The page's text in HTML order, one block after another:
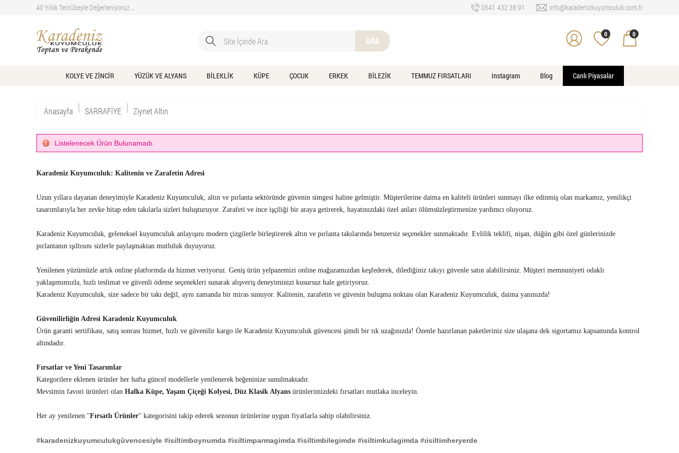
40 Yıllık Tecrübeyle Değerleniyoruz... 0541 432 38 91 info@karadenizkuyumculuk.com.tr
ARA
0 0
KOLYE VE ZİNCİR YÜZÜK VE ALYANS BİLEKLİK KÜPE ÇOCUK ERKEK BİLEZİK TEMMUZ FIRSATLARI Instagram Blog Canlı Piyasalar
Anasayfa | SARRAFİYE | Ziynet Altın
Listelenecek Ürün Bulunamadı
Karadeniz Kuyumculuk: Kalitenin ve Zarafetin Adresi
Uzun yıllara dayanan deneyimiyle Karadeniz Kuyumculuk, altın ve pırlanta sektöründe güvenin simgesi haline gelmiştir. Müşterilerine daima en kaliteli ürünleri sunmayı ilke edinmiş olan markamız, yenilikçi
tasarımlarıyla her zevke hitap eden takılarla sizleri buluşturuyor. Zarafeti ve ince işçiliği bir araya getirerek, hayatınızdaki özel anları ölümsüzleştirmenize yardımcı oluyoruz.
Karadeniz Kuyumculuk, geleneksel kuyumculuk anlayışını modern çizgilerle birleştirerek altın ve pırlanta takılarında benzersiz seçenekler sunmaktadır. Evlilik teklifi, nişan, düğün gibi özel günlerinizde
pırlantanın ışıltısını sizlerle paylaşmaktan mutluluk duyuyoruz.
Yenilenen yüzümüzle artık online platformda da hizmet veriyoruz. Geniş ürün yelpazemizi online mağazamızdan keşfederek, dilediğiniz takıyı güvenle satın alabilirsiniz. Müşteri memnuniyeti odaklı
yaklaşımımızla, hızlı teslimat ve güvenli ödeme seçenekleri sunarak alışveriş deneyiminizi kusursuz hale getiriyoruz.
Karadeniz Kuyumculuk, size sadece bir takı değil, aynı zamanda bir miras sunuyor. Kalitenin, zarafetin ve güvenin buluşma noktası olan Karadeniz Kuyumculuk, daima yanınızda!
Güvenilirliğin Adresi Karadeniz Kuyumculuk
Ürün garanti sertifikası, satış sonrası hizmet, hızlı ve güvenilir kargo ile Karadeniz Kuyumculuk güvencesi şimdi bir tık uzağınızda! Özenle hazırlanan paketleriniz size ulaşana dek sigortamız kapsamında kontrol
altındadır.
Fırsatlar ve Yeni Tasarımlar
Kategorilere eklenen ürünler her hafta güncel modellerle yenilenerek beğeninize sunulmaktadır.
Mevsimin favori ürünleri olan Halka Küpe, Yaşam Çiçeği Kolyesi, Düz Klasik Alyans ürünlerimizdeki fırsatları mutlaka inceleyin.
Her ay yenilenen "Fırsatlı Ürünler" kategorisini takip ederek sezonun ürünlerine uygun fiyatlarla sahip olabilirsiniz.
#karadenizkuyumculukgüvencesiyle #isiltimboynumda #isiltimparmagimda #isiltimbilegimde #isiltimkulagimda #ıisiltimheryerde